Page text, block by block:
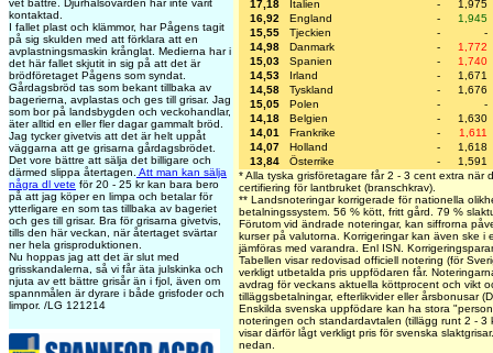
vet bättre. Djurhälsovården har inte varit
kontaktad.
I fallet plast och klämmor, har Pågens tagit
på sig skulden med att förklara att en
avplastningsmaskin krånglat. Medierna har i
det här fallet skjutit in sig på att det är
brödföretaget Pågens som syndat.
Gårdagsbröd tas som bekant tillbaka av
bagerierna, avplastas och ges till grisar. Jag
som bor på landsbygden och veckohandlar,
äter alltid en eller fler dagar gammalt bröd.
Jag tycker givetvis att det är helt uppåt
väggarna att ge grisarna gårdagsbrödet.
Det vore bättre att sälja det billigare och
därmed slippa återtagen. Att man kan sälja
några dl vete för 20 - 25 kr kan bara bero
på att jag köper en limpa och betalar för
ytterligare en som tas tillbaka av bageriet
och ges till grisar. Bra för grisarna givetvis,
tills den här veckan, när återtaget svärtar
ner hela grisproduktionen.
Nu hoppas jag att det är slut med
grisskandalerna, så vi får äta julskinka och
njuta av ett bättre grisår än i fjol, även om
spannmålen är dyrare i både grisfoder och
limpor. /LG 121214
17,18
Italien -
1,975
16,92
England -
1,945
15,55
Tjeckien -
-
14,98
Danmark -
1,772
15,03
Spanien -
1,740
14,53
Irland -
1,671
14,58
Tyskland -
1,676
15,05
Polen -
-
14,18
Belgien -
1,630
14,01
Frankrike -
1,611
14,07
Holland -
1,618
13,84
Österrike -
1,591
* Alla tyska grisföretagare får 2 - 3 cent extra när
certifiering för lantbruket (branschkrav).
** Landsnoteringar korrigerade för nationella
betalningssystem. 56 % kött, fritt gård. 79 %
Förutom vid ändrade noteringar, kan siffrorna
kurser på valutorna. Korrigeringar kan även ske i
jämföras med varandra. Enl ISN.
Tabellen visar redovisad officiell notering (för
verkligt utbetalda pris uppfödaren får.
avdrag för veckans aktuella köttprocent och vikt
tilläggsbetalningar, efterlikvider eller årsbonusar
Enskilda svenska uppfödare kan ha stora
noteringen och standardavtalen (tillägg runt 2 - 3
visar därför lågt verkligt pris för svenska
nedan.